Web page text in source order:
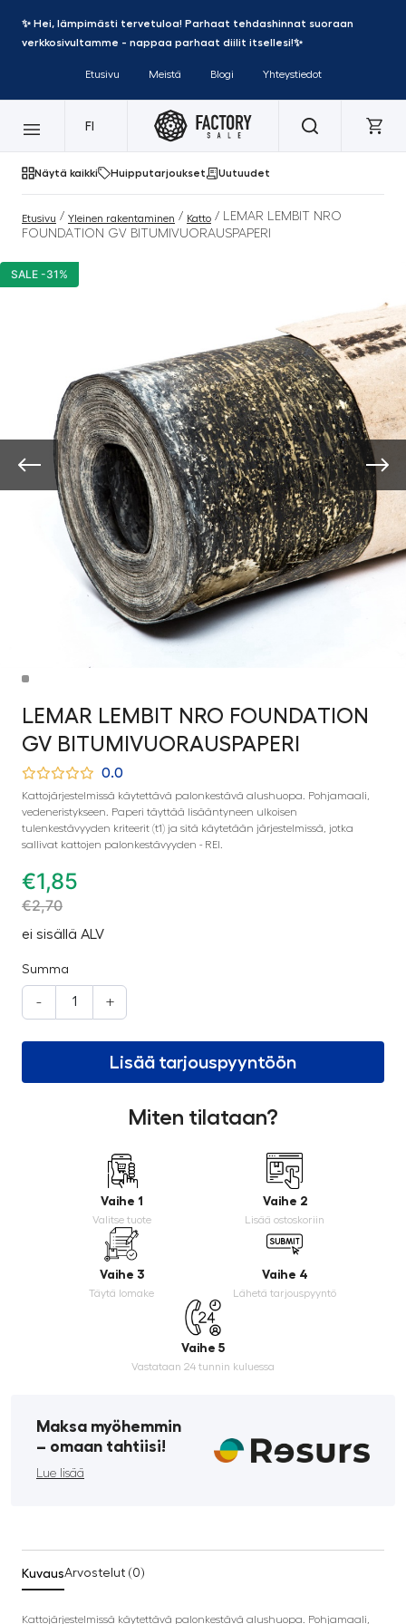
✨ Hei, lämpimästi tervetuloa! Parhaat tehdashinnat suoraan
verkkosivultamme - nappaa parhaat diilit itsellesi!✨
Etusivu Meistä Blogi Yhteystiedot
FI
Näytä kaikki Huipputarjoukset Uutuudet
Etusivu / Yleinen rakentaminen / Katto / LEMAR LEMBIT NRO
FOUNDATION GV BITUMIVUORAUSPAPERI
SALE -31%
LEMAR LEMBIT NRO FOUNDATION
GV BITUMIVUORAUSPAPERI
0.0
Kattojärjestelmissä käytettävä palonkestävä alushuopa. Pohjamaali,
vedeneristykseen. Paperi täyttää lisääntyneen ulkoisen
tulenkestävyyden kriteerit (t1) ja sitä käytetään järjestelmissä, jotka
sallivat kattojen palonkestävyyden - REI.
€1,85
€2,70
ei sisällä ALV
Summa
- +
Lisää tarjouspyyntöön
Miten tilataan?
Vaihe 1
Valitse tuote
Vaihe 2
Lisää ostoskoriin
Vaihe 3
Täytä lomake
Vaihe 4
Lähetä tarjouspyyntö
Vaihe 5
Vastataan 24 tunnin kuluessa
Maksa myöhemmin
­– omaan tahtiisi!
Lue lisää
KuvausArvostelut (0)
Kattojärjestelmissä käytettävä palonkestävä alushuopa. Pohjamaali,